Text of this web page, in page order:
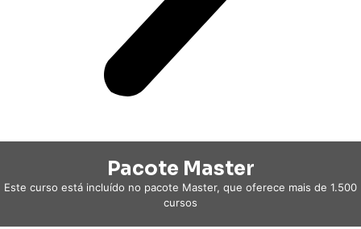
Pacote Master
Este curso está incluído no pacote Master, que oferece mais de 1.500
cursos